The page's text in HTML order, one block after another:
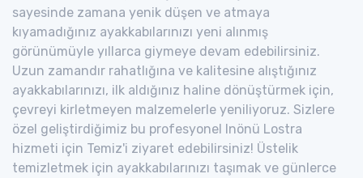
sayesinde zamana yenik düşen ve atmaya
kıyamadığınız ayakkabılarınızı yeni alınmış
görünümüyle yıllarca giymeye devam edebilirsiniz.
Uzun zamandır rahatlığına ve kalitesine alıştığınız
ayakkabılarınızı, ilk aldığınız haline dönüştürmek için,
çevreyi kirletmeyen malzemelerle yeniliyoruz. Sizlere
özel geliştirdiğimiz bu profesyonel Inönü Lostra
hizmeti için Temiz'i ziyaret edebilirsiniz! Üstelik
temizletmek için ayakkabılarınızı taşımak ve günlerce